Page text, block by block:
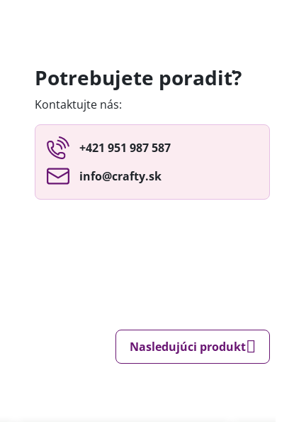
Potrebujete poradiť?
Kontaktujte nás:
+421 951 987 587
info​@crafty​.sk
Nasledujúci produkt